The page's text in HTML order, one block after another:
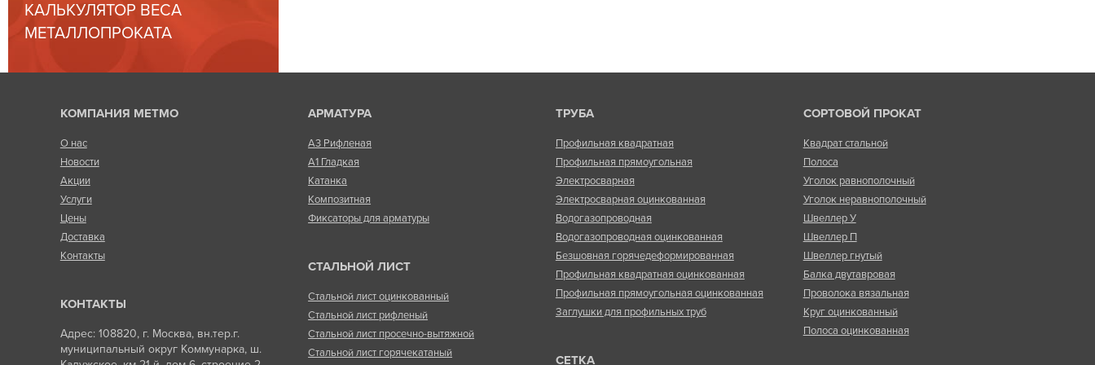
КАЛЬКУЛЯТОР ВЕСА
МЕТАЛЛОПРОКАТА
КОМПАНИЯ МЕТМО
О нас
Новости
Акции
Услуги
Цены
Доставка
Контакты
КОНТАКТЫ
Адрес: 108820, г. Москва, вн.тер.г.
муниципальный округ Коммунарка, ш.
АРМАТУРА
А3 Рифленая
А1 Гладкая
Катанка
Композитная
Фиксаторы для арматуры
СТАЛЬНОЙ ЛИСТ
Стальной лист оцинкованный
Стальной лист рифленый
Стальной лист просечно-вытяжной
Стальной лист горячекатаный
ТРУБА
Профильная квадратная
Профильная прямоугольная
Электросварная
Электросварная оцинкованная
Водогазопроводная
Водогазопроводная оцинкованная
Безшовная горячедеформированная
Профильная квадратная оцинкованная
Профильная прямоугольная оцинкованная
Заглушки для профильных труб
СЕТКА
СОРТОВОЙ ПРОКАТ
Квадрат стальной
Полоса
Уголок равнополочный
Уголок неравнополочный
Швеллер У
Швеллер П
Швеллер гнутый
Балка двутавровая
Проволока вязальная
Круг оцинкованный
Полоса оцинкованная